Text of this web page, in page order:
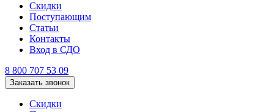
Скидки
Поступающим
Статьи
Контакты
Вход в СДО
8 800 707 53 09
Заказать звонок
Скидки